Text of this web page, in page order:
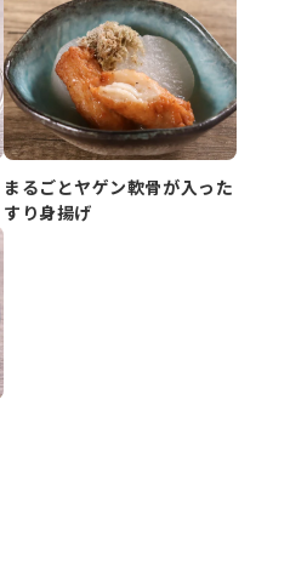
まるごとヤゲン軟骨が入った
すり身揚げ